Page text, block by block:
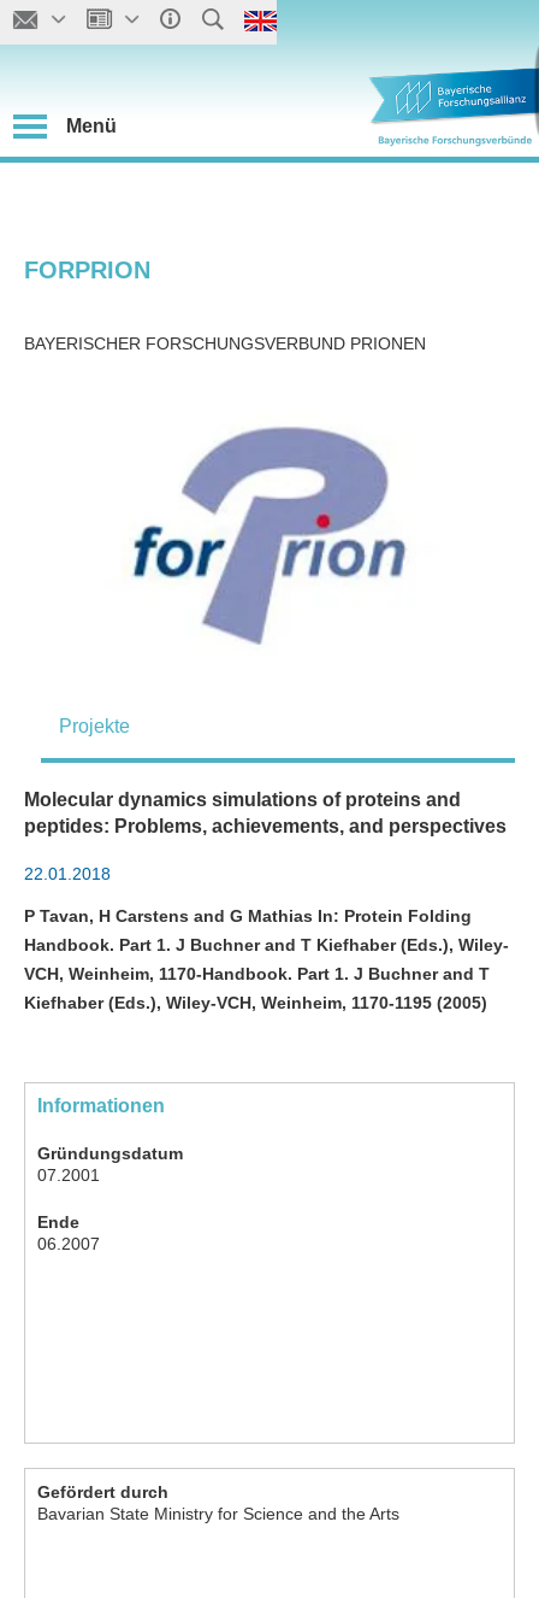
Menü
FORPRION
BAYERISCHER FORSCHUNGSVERBUND PRIONEN
Projekte
Molecular dynamics simulations of proteins and
peptides: Problems, achievements, and perspectives
22.01.2018
P Tavan, H Carstens and G Mathias In: Protein Folding
Handbook. Part 1. J Buchner and T Kiefhaber (Eds.), Wiley-
VCH, Weinheim, 1170-Handbook. Part 1. J Buchner and T
Kiefhaber (Eds.), Wiley-VCH, Weinheim, 1170-1195 (2005)
Informationen
Gründungsdatum
07.2001
Ende
06.2007
Gefördert durch
Bavarian State Ministry for Science and the Arts